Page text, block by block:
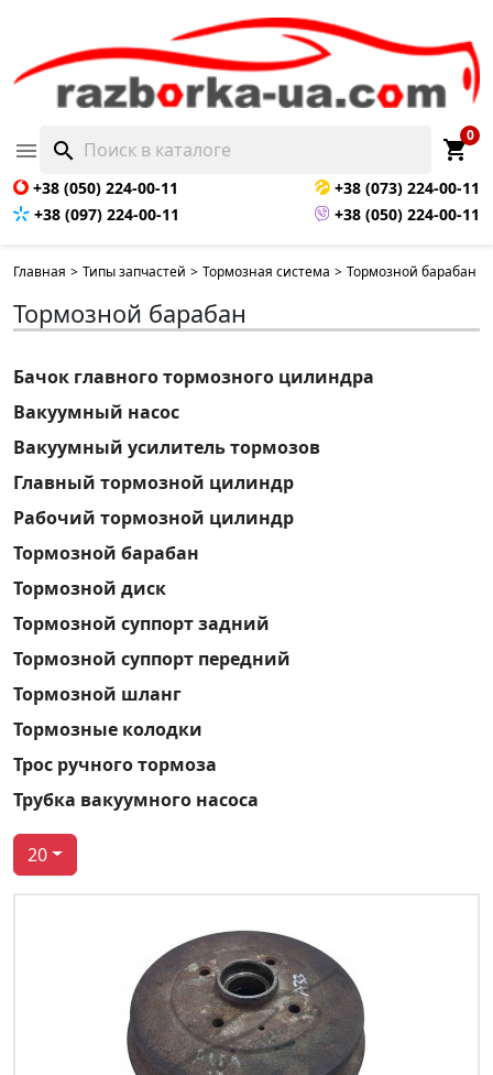
 search shopping_cart
0
+38 (050) 224-00-11
+38 (073) 224-00-11
+38 (097) 224-00-11
+38 (050) 224-00-11
Главная > Типы запчастей > Тормозная система > Тормозной барабан
Тормозной барабан
Бачок главного тормозного цилиндра
Вакуумный насос
Вакуумный усилитель тормозов
Главный тормозной цилиндр
Рабочий тормозной цилиндр
Тормозной барабан
Тормозной диск
Тормозной суппорт задний
Тормозной суппорт передний
Тормозной шланг
Тормозные колодки
Трос ручного тормоза
Трубка вакуумного насоса
20